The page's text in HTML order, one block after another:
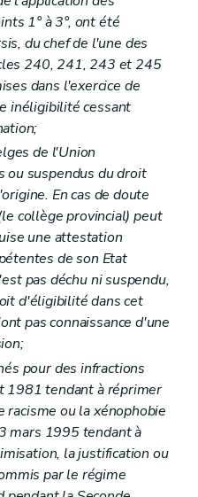
par les particuliers, des frais de l'aide sociale
administrative
générales– Décret du 2 avril 1998, art. 28, 1°)
sur les actes des centres publics d'action sociale
d'approbation sur les actes des centres publics d'action sociale
1° à 3°, ont été
du chef de l'une des
240, 241, 243 et 245
dans l'exercice de
inéligibilité cessant
de l'Union
ou suspendus du droit
En cas de doute
collège provincial) peut
une attestation
de son Etat
pas déchu ni suspendu,
d'éligibilité dans cet
pas connaissance d'une
pour des infractions
1981 tendant à réprimer
racisme ou la xénophobie
mars 1995 tendant à
la justification ou
par le régime